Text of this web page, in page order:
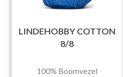
LINDEHOBBY COTTON
8/8
100% Boomvezel